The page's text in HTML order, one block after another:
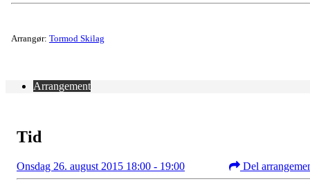
Arrangør: Tormod Skilag
Arrangement
Tid
Onsdag 26. august 2015 18:00 - 19:00 Del